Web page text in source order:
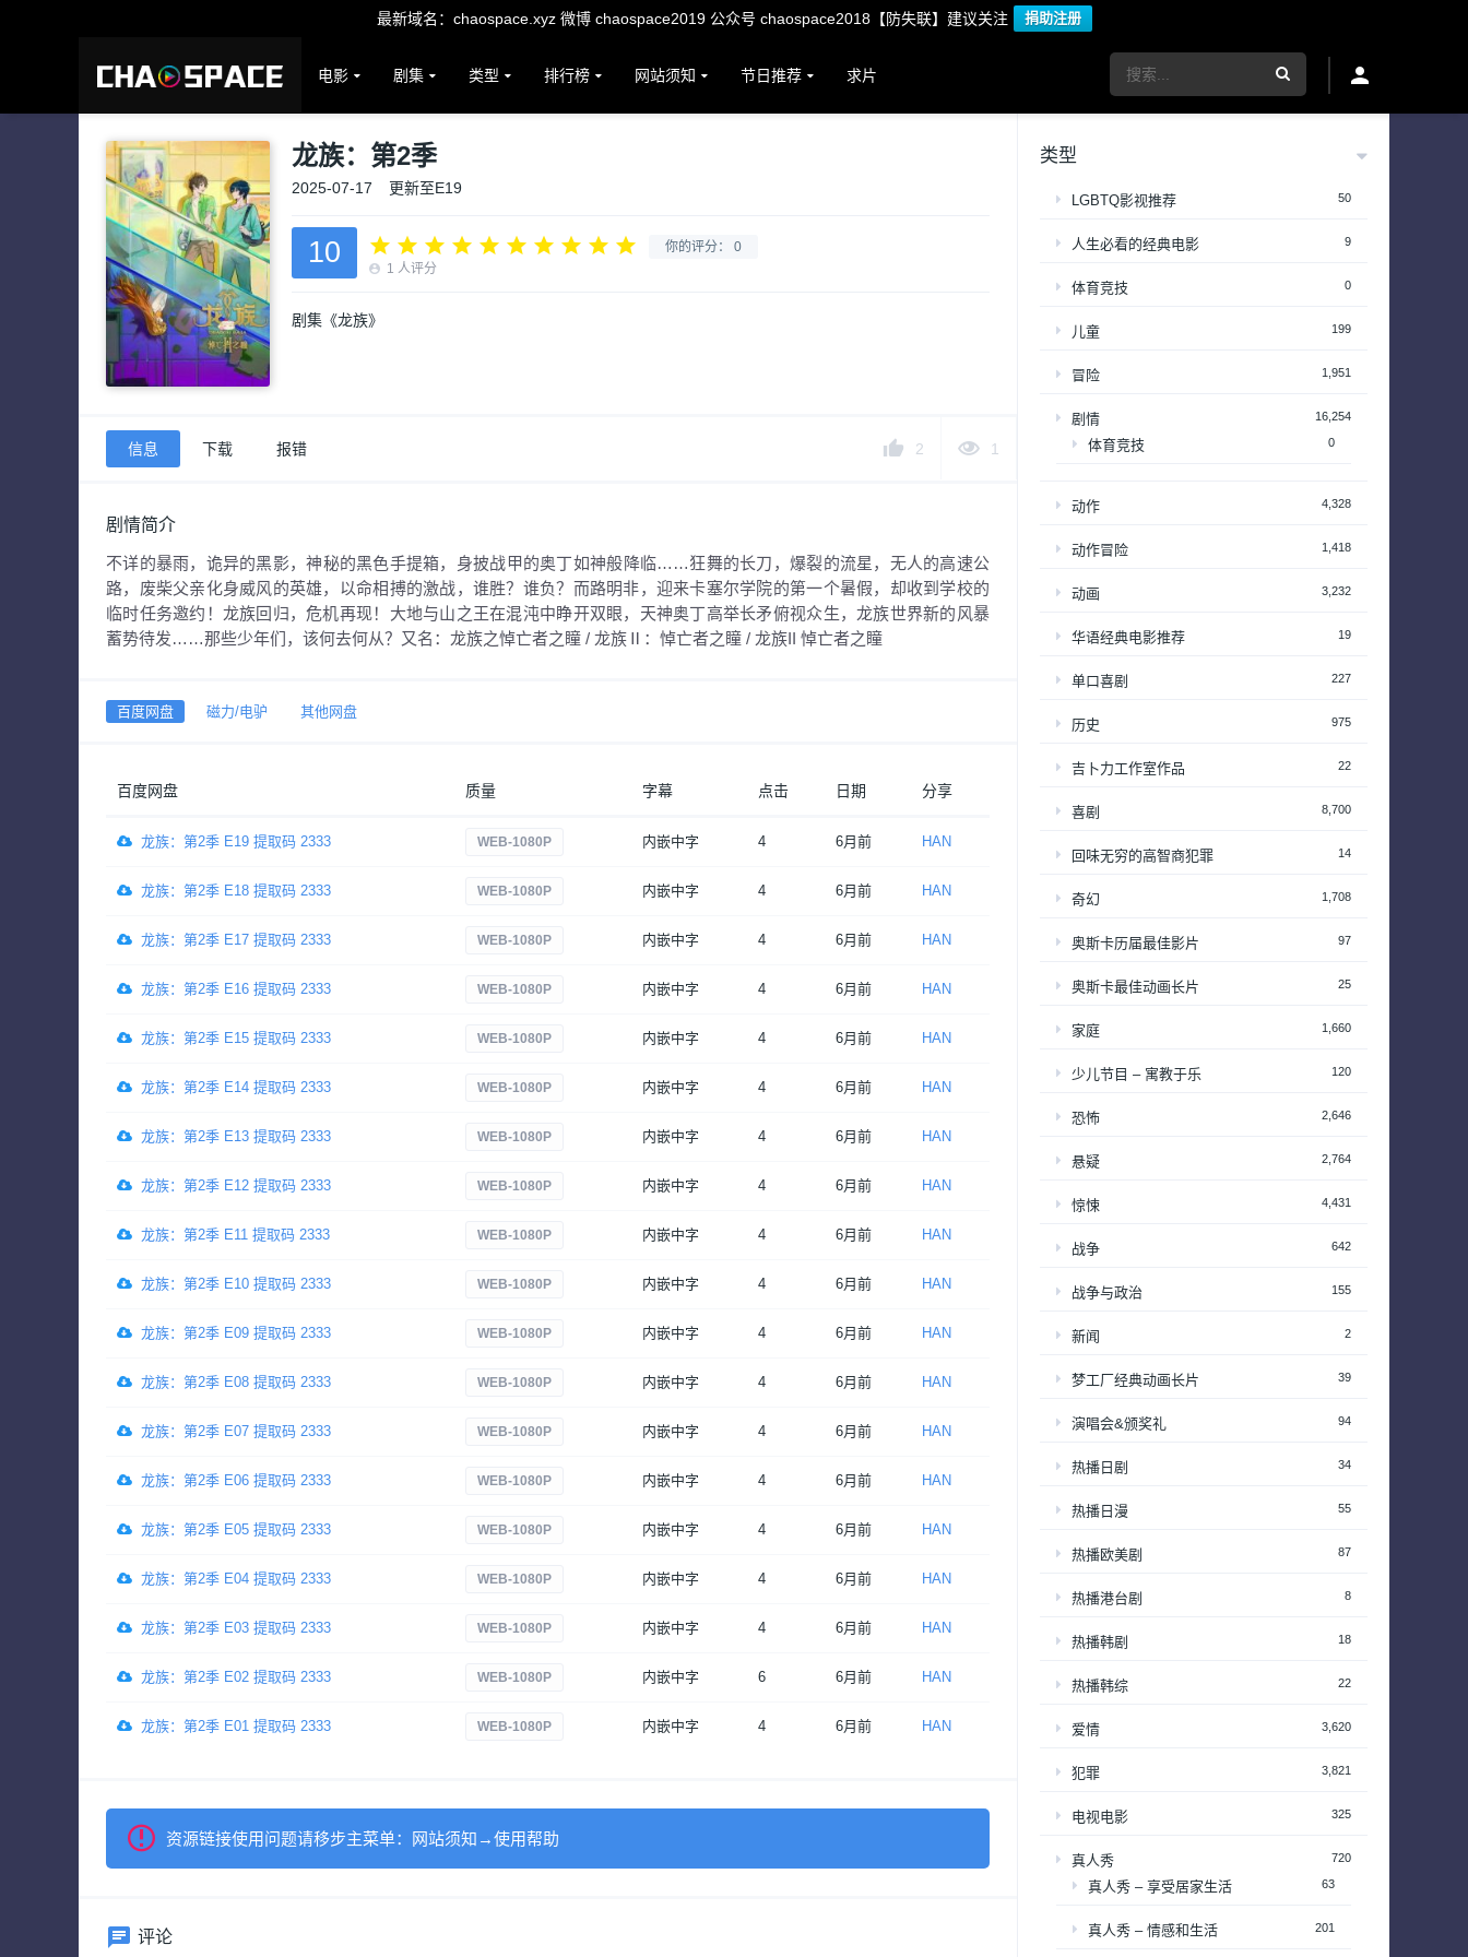
最新域名：chaospace.xyz 微博 chaospace2019 公众号 chaospace2018【防失联】建议关注 捐助注册
电影 剧集 类型 排行榜 网站须知 节日推荐 求片
龙族：第2季
2025-07-17 更新至E19
你的评分： 0
10 1 人评分
剧集《龙族》
2 1
信息 下载 报错
剧情简介
不详的暴雨，诡异的黑影，神秘的黑色手提箱，身披战甲的奥丁如神般降临……狂舞的长刀，爆裂的流星，无人的高速公
路，废柴父亲化身威风的英雄，以命相搏的激战，谁胜？谁负？而路明非，迎来卡塞尔学院的第一个暑假，却收到学校的
临时任务邀约！龙族回归，危机再现！大地与山之王在混沌中睁开双眼，天神奥丁高举长矛俯视众生，龙族世界新的风暴
蓄势待发……那些少年们，该何去何从？又名：龙族之悼亡者之瞳 / 龙族Ⅱ：悼亡者之瞳 / 龙族II 悼亡者之瞳
百度网盘 磁力/电驴 其他网盘
百度网盘 质量 字幕 点击 日期 分享
龙族：第2季 E19 提取码 2333 WEB-1080P 内嵌中字 4 6月前 HAN
龙族：第2季 E18 提取码 2333 WEB-1080P 内嵌中字 4 6月前 HAN
龙族：第2季 E17 提取码 2333 WEB-1080P 内嵌中字 4 6月前 HAN
龙族：第2季 E16 提取码 2333 WEB-1080P 内嵌中字 4 6月前 HAN
龙族：第2季 E15 提取码 2333 WEB-1080P 内嵌中字 4 6月前 HAN
龙族：第2季 E14 提取码 2333 WEB-1080P 内嵌中字 4 6月前 HAN
龙族：第2季 E13 提取码 2333 WEB-1080P 内嵌中字 4 6月前 HAN
龙族：第2季 E12 提取码 2333 WEB-1080P 内嵌中字 4 6月前 HAN
龙族：第2季 E11 提取码 2333 WEB-1080P 内嵌中字 4 6月前 HAN
龙族：第2季 E10 提取码 2333 WEB-1080P 内嵌中字 4 6月前 HAN
龙族：第2季 E09 提取码 2333 WEB-1080P 内嵌中字 4 6月前 HAN
龙族：第2季 E08 提取码 2333 WEB-1080P 内嵌中字 4 6月前 HAN
龙族：第2季 E07 提取码 2333 WEB-1080P 内嵌中字 4 6月前 HAN
龙族：第2季 E06 提取码 2333 WEB-1080P 内嵌中字 4 6月前 HAN
龙族：第2季 E05 提取码 2333 WEB-1080P 内嵌中字 4 6月前 HAN
龙族：第2季 E04 提取码 2333 WEB-1080P 内嵌中字 4 6月前 HAN
龙族：第2季 E03 提取码 2333 WEB-1080P 内嵌中字 4 6月前 HAN
龙族：第2季 E02 提取码 2333 WEB-1080P 内嵌中字 6 6月前 HAN
龙族：第2季 E01 提取码 2333 WEB-1080P 内嵌中字 4 6月前 HAN
资源链接使用问题请移步主菜单：网站须知→使用帮助
评论
类型
LGBTQ影视推荐 50
人生必看的经典电影 9
体育竞技 0
儿童 199
冒险 1,951
剧情 16,254
体育竞技 0
动作 4,328
动作冒险 1,418
动画 3,232
华语经典电影推荐 19
单口喜剧 227
历史 975
吉卜力工作室作品 22
喜剧 8,700
回味无穷的高智商犯罪 14
奇幻 1,708
奥斯卡历届最佳影片 97
奥斯卡最佳动画长片 25
家庭 1,660
少儿节目 – 寓教于乐 120
恐怖 2,646
悬疑 2,764
惊悚 4,431
战争 642
战争与政治 155
新闻 2
梦工厂经典动画长片 39
演唱会&颁奖礼 94
热播日剧 34
热播日漫 55
热播欧美剧 87
热播港台剧 8
热播韩剧 18
热播韩综 22
爱情 3,620
犯罪 3,821
电视电影 325
真人秀 720
真人秀 – 享受居家生活 63
真人秀 – 情感和生活 201